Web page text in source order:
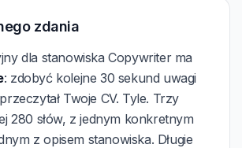
zdania
dla stanowiska Copywriter ma
: zdobyć kolejne 30 sekund uwagi
Twoje CV. Tyle. Trzy
280 słów, z jednym konkretnym
z opisem stanowiska. Długie